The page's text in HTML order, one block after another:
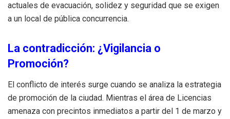
actuales de evacuación, solidez y seguridad que se exigen
a un local de pública concurrencia.
La contradicción: ¿Vigilancia o
Promoción?
El conflicto de interés surge cuando se analiza la estrategia
de promoción de la ciudad. Mientras el área de Licencias
amenaza con precintos inmediatos a partir del 1 de marzo y